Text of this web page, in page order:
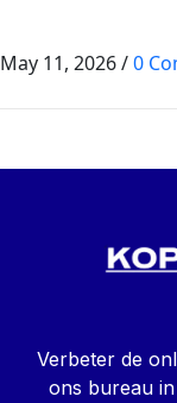
May 11, 2026/0
Verbeter de
ons bureau